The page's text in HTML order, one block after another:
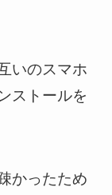
いのスマホ
ストールを
かったため